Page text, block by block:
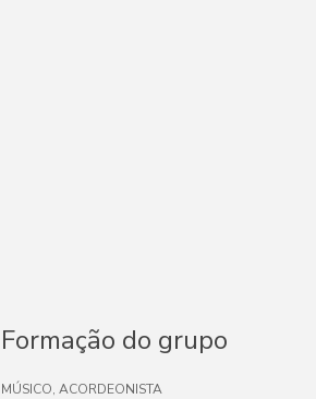
Formação do grupo
MÚSICO, ACORDEONISTA